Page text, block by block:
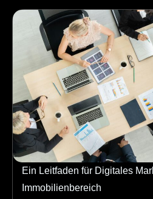
Ein Leitfaden für Digitales
Immobilienbereich